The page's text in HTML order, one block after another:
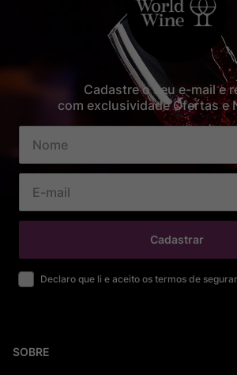
Cadastre o seu e-mail e
com exclusividade Ofertas e
Cadastrar
Declaro que li e aceito os termos de
SOBRE